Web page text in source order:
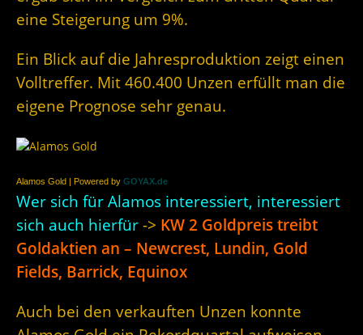
eine Steigerung um 9%.
Ein Blick auf die Jahresproduktion zeigt einen
Volltreffer. Mit 460.400 Unzen erfüllt man die
eigene Prognose sehr genau.
Alamos Gold | Powered by GOYAX.de
Wer sich für Alamos interessiert, interessiert
sich auch hierfür -> KW 2 Goldpreis treibt
Goldaktien an – Newcrest, Lundin, Gold
Fields, Barrick, Equinox
Auch bei den verkauften Unzen konnte